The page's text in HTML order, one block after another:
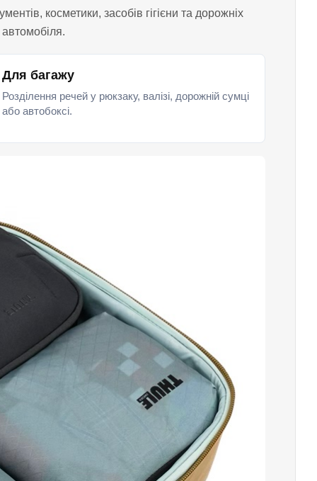
косметики, засобів гігієни та дорожніх
Для багажу
Розділення речей у рюкзаку, валізі, дорожній сумці
або автобоксі.